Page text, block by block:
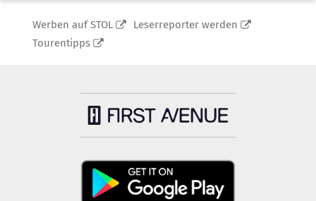
Werben auf STOL
Leserreporter werden
Tourentipps